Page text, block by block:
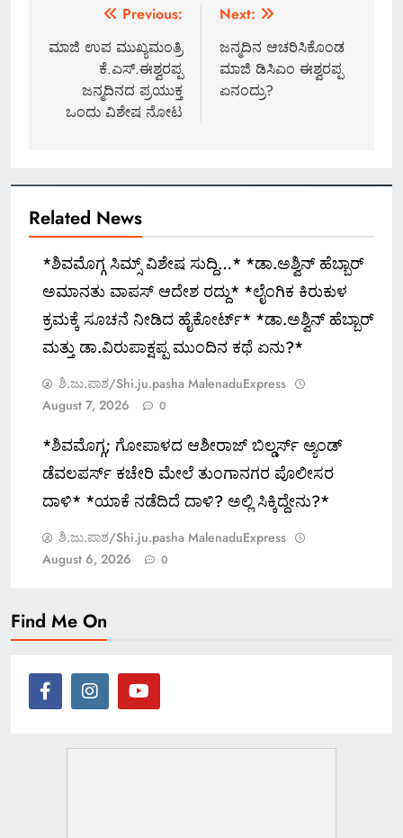
navigation
Previous:
ಮಾಜಿ ಉಪ ಮುಖ್ಯಮಂತ್ರಿ
ಕೆ.ಎಸ್.ಈಶ್ವರಪ್ಪ
ಜನ್ಮದಿನದ ಪ್ರಯುಕ್ತ
ಒಂದು ವಿಶೇಷ ನೋಟ
Next:
ಜನ್ಮದಿನ ಆಚರಿಸಿಕೊಂಡ
ಮಾಜಿ ಡಿಸಿಎಂ ಈಶ್ವರಪ್ಪ
ಏನಂದ್ರು?
Related News
*ಶಿವಮೊಗ್ಗ ಸಿಮ್ಸ್ ವಿಶೇಷ ಸುದ್ದಿ…* *ಡಾ.ಅಶ್ವಿನ್ ಹೆಬ್ಬಾರ್
ಅಮಾನತು ವಾಪಸ್ ಆದೇಶ ರದ್ದು* *ಲೈಂಗಿಕ ಕಿರುಕುಳ
ಕ್ರಮಕ್ಕೆ ಸೂಚನೆ ನೀಡಿದ ಹೈಕೋರ್ಟ್* *ಡಾ.ಅಶ್ವಿನ್ ಹೆಬ್ಬಾರ್
ಮತ್ತು ಡಾ.ವಿರುಪಾಕ್ಷಪ್ಪ ಮುಂದಿನ ಕಥೆ ಏನು?*
ಶಿ.ಜು.ಪಾಶ/Shi.ju.pasha MalenaduExpress
August 7, 2026
0
*ಶಿವಮೊಗ್ಗ; ಗೋಪಾಳದ ಆಶೀರಾಜ್ ಬಿಲ್ಡರ್ಸ್ ಅ್ಯಂಡ್
ಡೆವಲಪರ್ಸ್ ಕಚೇರಿ ಮೇಲೆ ತುಂಗಾನಗರ ಪೊಲೀಸರ
ದಾಳಿ* *ಯಾಕೆ ನಡೆದಿದೆ ದಾಳಿ? ಅಲ್ಲಿ ಸಿಕ್ಕಿದ್ದೇನು?*
ಶಿ.ಜು.ಪಾಶ/Shi.ju.pasha MalenaduExpress
August 6, 2026
0
Find Me On